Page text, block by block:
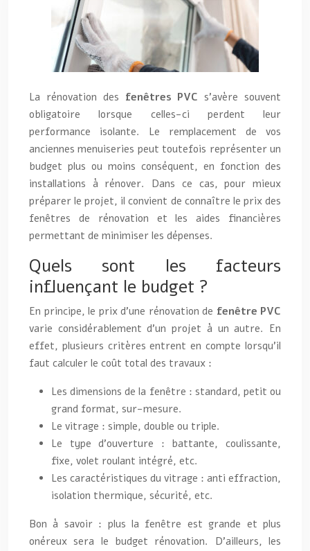
La rénovation des fenêtres PVC s’avère souvent
obligatoire lorsque celles-ci perdent leur
performance isolante. Le remplacement de vos
anciennes menuiseries peut toutefois représenter un
budget plus ou moins conséquent, en fonction des
installations à rénover. Dans ce cas, pour mieux
préparer le projet, il convient de connaître le prix des
fenêtres de rénovation et les aides financières
permettant de minimiser les dépenses.
Quels sont les facteurs
influençant le budget ?
En principe, le prix d’une rénovation de fenêtre PVC
varie considérablement d’un projet à un autre. En
effet, plusieurs critères entrent en compte lorsqu’il
faut calculer le coût total des travaux :
Les dimensions de la fenêtre : standard, petit ou
grand format, sur-mesure.
Le vitrage : simple, double ou triple.
Le type d’ouverture : battante, coulissante,
fixe, volet roulant intégré, etc.
Les caractéristiques du vitrage : anti effraction,
isolation thermique, sécurité, etc.
Bon à savoir : plus la fenêtre est grande et plus
onéreux sera le budget rénovation. D’ailleurs, les